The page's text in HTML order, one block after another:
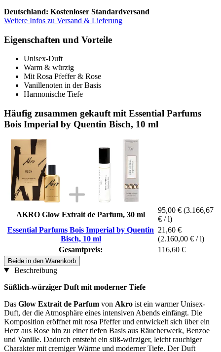
Deutschland: Kostenloser Standardversand
Weitere Infos zu Versand & Lieferung
Eigenschaften und Vorteile
Unisex-Duft
Warm & würzig
Mit Rosa Pfeffer & Rose
Vanillenoten in der Basis
Harmonische Tiefe
Häufig zusammen gekauft mit Essential Parfums
Bois Imperial by Quentin Bisch, 10 ml
AKRO Glow Extrait de Parfum, 30 ml
95,00 € (3.166,67
€ / l)
Essential Parfums Bois Imperial by Quentin
Bisch, 10 ml
21,60 €
(2.160,00 € / l)
Gesamtpreis:
116,60 €
Beide in den Warenkorb
Beschreibung
Süßlich-würziger Duft mit moderner Tiefe
Das Glow Extrait de Parfum von Akro ist ein warmer Unisex-
Duft, der die Atmosphäre eines intensiven Abends einfängt. Die
Komposition eröffnet mit rosa Pfeffer und entwickelt sich über ein
Herz aus Rose hin zu einer tiefen Basis aus Räucherwerk, Benzoe
und Vanille. Dadurch entsteht ein süß-würziger, leicht rauchiger
Charakter mit cremiger Wärme und moderner Tiefe. Der Duft